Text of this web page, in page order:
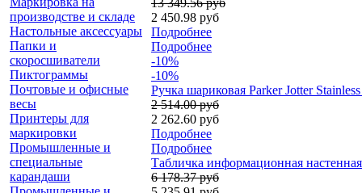
производстве и складе
Настольные аксессуары
Папки и
скоросшиватели
Пиктограммы
Почтовые и офисные
весы
Принтеры для
маркировки
Промышленные и
специальные
карандаши
13 349.56 руб
2 450.98 руб
Подробнее
Подробнее
-10%
-10%
Ручка шариковая Parker Jotter
2 514.00 руб
2 262.60 руб
Подробнее
Подробнее
Табличка информационная
6 178.37 руб